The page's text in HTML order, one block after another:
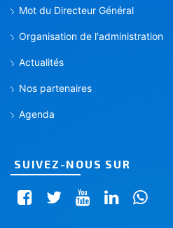
Mot du Directeur Général
Organisation de l'administration
Actualités
Nos partenaires
Agenda
SUIVEZ-NOUS SUR